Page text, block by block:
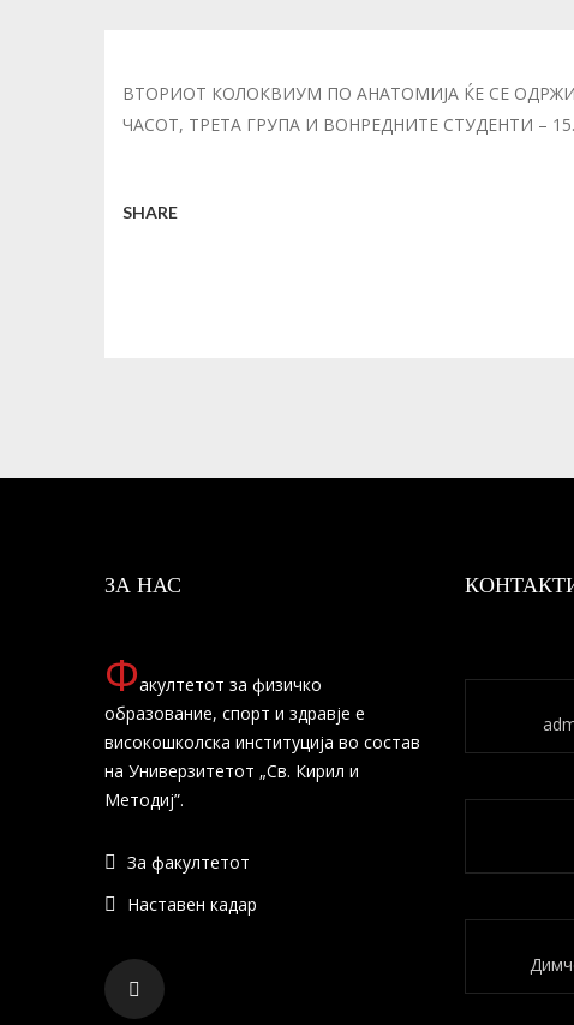
ВТОРИОТ КОЛОКВИУМ ПО АНАТОМИЈА ЌЕ СЕ ОДРЖИ
ЧАСОТ, ТРЕТА ГРУПА И ВОНРЕДНИТЕ СТУДЕНТИ –
SHARE
ЗА НАС
Факултетот за физичко
образование, спорт и здравје е
високошколска институција во состав
на Универзитетот „Св. Кирил и
Методиј”.
За факултетот
Наставен кадар